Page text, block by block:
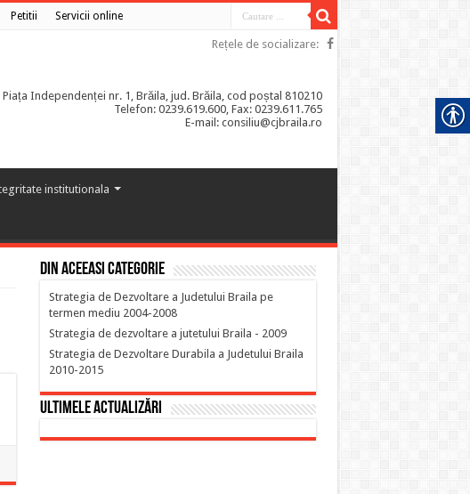
Petitii Servicii online
Rețele de socializare:
Piața Independenței nr. 1, Brăila, jud. Brăila, cod poștal 810210
Telefon: 0239.619.600, Fax: 0239.611.765
E-mail: consiliu@cjbraila.ro
institutionala
Din aceeasi categorie
Strategia de Dezvoltare a Judetului Braila pe
termen mediu 2004-2008
Strategia de dezvoltare a jutetului Braila - 2009
Strategia de Dezvoltare Durabila a Judetului Braila
2010-2015
Ultimele actualizări